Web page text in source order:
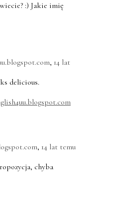
:) Jakie imię
, 14 lat
delicious.
, 14 lat temu
chyba